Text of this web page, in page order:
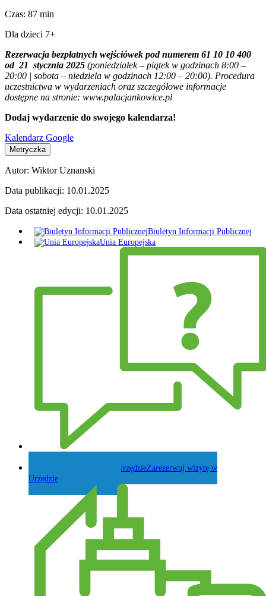
Czas: 87 min
Dla dzieci 7+
Rezerwacja bezpłatnych wejściówek pod numerem 61 10 10 400
od 21 stycznia 2025 (poniedziałek – piątek w godzinach 8:00 –
20:00 | sobota – niedziela w godzinach 12:00 – 20:00). Procedura
uczestnictwa w wydarzeniach oraz szczegółowe informacje
dostępne na stronie: www.palacjankowice.pl
Dodaj wydarzenie do swojego kalendarza!
Kalendarz Google
Metryczka
Autor: Wiktor Uznanski
Data publikacji: 10.01.2025
Data ostatniej edycji: 10.01.2025
Biuletyn Informacji Publicznej
Unia Europejska
Zarezerwuj wizytę w
Urzędzie